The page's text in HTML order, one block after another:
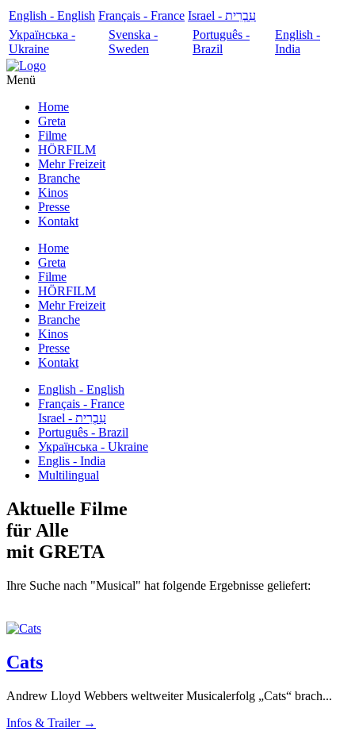
English - English Français - France
עִבְרִית - Israel
Українська -
Ukraine
Svenska -
Sweden
Português -
Brazil
English -
India
Menü
Home
Greta
Filme
HÖRFILM
Mehr Freizeit
Branche
Kinos
Presse
Kontakt
Home
Greta
Filme
HÖRFILM
Mehr Freizeit
Branche
Kinos
Presse
Kontakt
English - English
Français - France
עִבְרִית - Israel
Português - Brazil
Українська - Ukraine
Englis - India
Multilingual
Aktuelle Filme
für Alle
mit GRETA
Ihre Suche nach "Musical" hat folgende Ergebnisse geliefert:
Cats
Andrew Lloyd Webbers weltweiter Musicalerfolg „Cats“ brach...
Infos & Trailer →